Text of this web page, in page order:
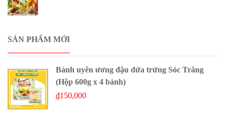
SẢN PHẨM MỚI
Bánh uyên ương đậu dứa trứng Sóc Trăng
(Hộp 600g x 4 bánh)
₫150,000